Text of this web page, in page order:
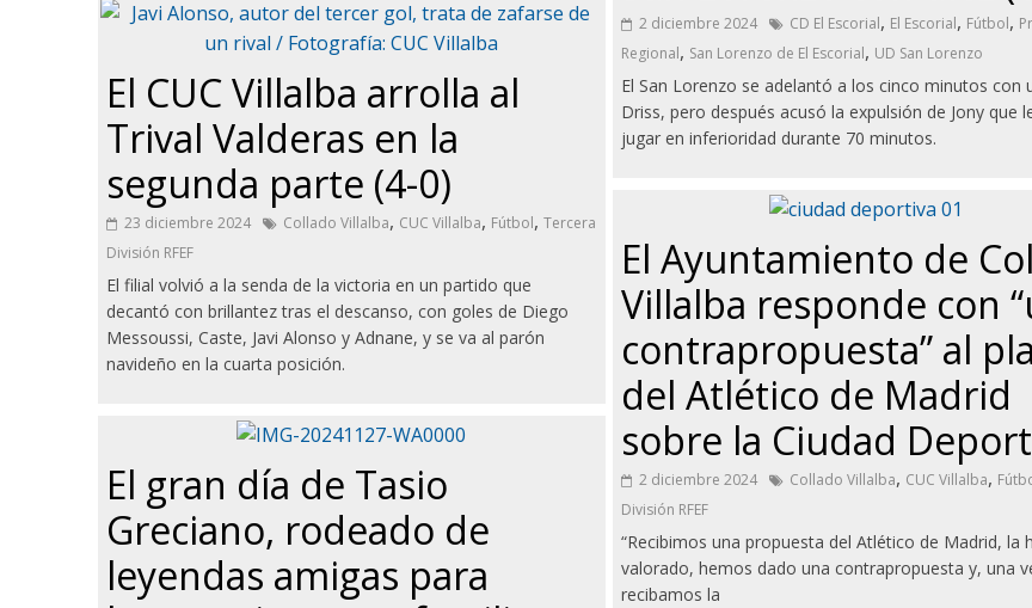
El CUC Villalba arrolla al
Trival Valderas en la
segunda parte (4-0)
23 diciembre 2024 Collado Villalba, CUC Villalba, Fútbol, Tercera
División RFEF
El filial volvió a la senda de la victoria en un partido que
decantó con brillantez tras el descanso, con goles de Diego
Messoussi, Caste, Javi Alonso y Adnane, y se va al parón
navideño en la cuarta posición.
El gran día de Tasio
Greciano, rodeado de
leyendas amigas para
2 diciembre 2024 CD El Escorial, El Escorial, Fútbol,
Regional, San Lorenzo de El Escorial, UD San Lorenzo
El San Lorenzo se adelantó a los cinco minutos con
Driss, pero después acusó la expulsión de Jony que
jugar en inferioridad durante 70 minutos.
El Ayuntamiento de
Villalba responde con
contrapropuesta” al
del Atlético de Madrid
sobre la Ciudad
2 diciembre 2024 Collado Villalba, CUC Villalba,
División RFEF
“Recibimos una propuesta del Atlético de Madrid, la
valorado, hemos dado una contrapropuesta y, una
recibamos la